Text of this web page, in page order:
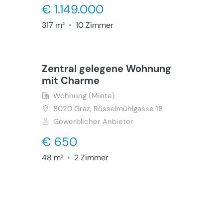
€ 1.149.000
317 m² • 10 Zimmer
Zentral gelegene Wohnung
mit Charme
Wohnung (Miete)
8020 Graz, Rösselmühlgasse 18
Gewerblicher Anbieter
€ 650
48 m² • 2 Zimmer